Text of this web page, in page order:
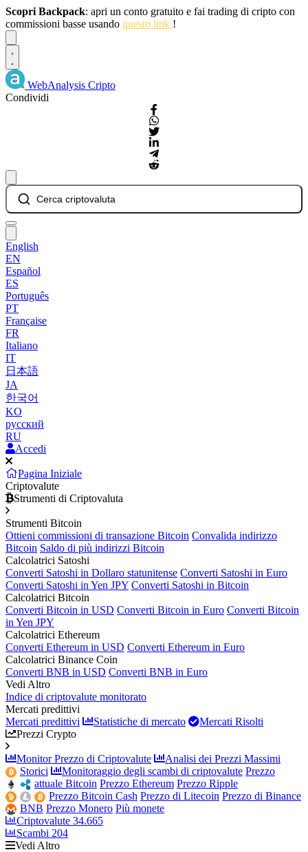
Scopri Backpack: apri un conto gratuito e fai trading di cripto con
commissioni basse usando questo link !
WebAnalysis Cripto
Condividi
Cerca criptovaluta
English
EN
Español
ES
Português
PT
Française
FR
Italiano
IT
日本語
JA
한국어
KO
русский
RU
Accedi
Pagina Iniziale
Criptovalute
Strumenti di Criptovaluta
Strumenti Bitcoin
Ottieni commissioni di transazione Bitcoin Convalida indirizzo
Bitcoin Saldo di più indirizzi Bitcoin
Calcolatrici Satoshi
Converti Satoshi in Dollaro statunitense Converti Satoshi in Euro
Converti Satoshi in Yen JPY Converti Satoshi in Bitcoin
Calcolatrici Bitcoin
Converti Bitcoin in USD Converti Bitcoin in Euro Converti Bitcoin
in Yen JPY
Calcolatrici Ethereum
Converti Ethereum in USD Converti Ethereum in Euro
Calcolatrici Binance Coin
Converti BNB in USD Converti BNB in Euro
Vedi Altro
Indice di criptovalute monitorato
Mercati predittivi
Mercati predittivi
Statistiche di mercato
Mercati Risolti
Prezzi Crypto
Monitor Prezzo di Criptovalute
Analisi dei Prezzi Massimi
Storici
Monitoraggio degli scambi di criptovalute Prezzo
attuale Bitcoin Prezzo Ethereum Prezzo Ripple
Prezzo Bitcoin Cash Prezzo di Litecoin Prezzo di Binance
BNB Prezzo Monero Più monete
Criptovalute 34.665
Scambi 204
Vedi Altro